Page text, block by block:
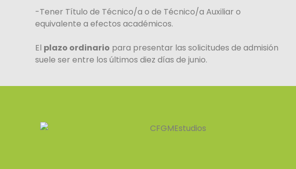
-Tener Título de Técnico/a o de Técnico/a Auxiliar o
equivalente a efectos académicos.
El plazo ordinario para presentar las solicitudes de admisión
suele ser entre los últimos diez días de junio.